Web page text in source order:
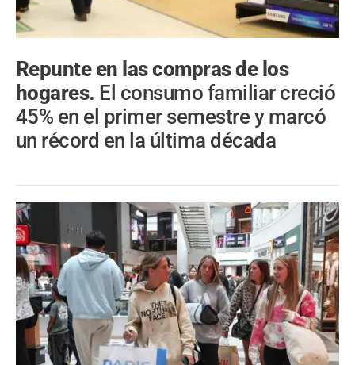
Repunte en las compras de los
hogares. El consumo familiar creció
45% en el primer semestre y marcó
un récord en la última década